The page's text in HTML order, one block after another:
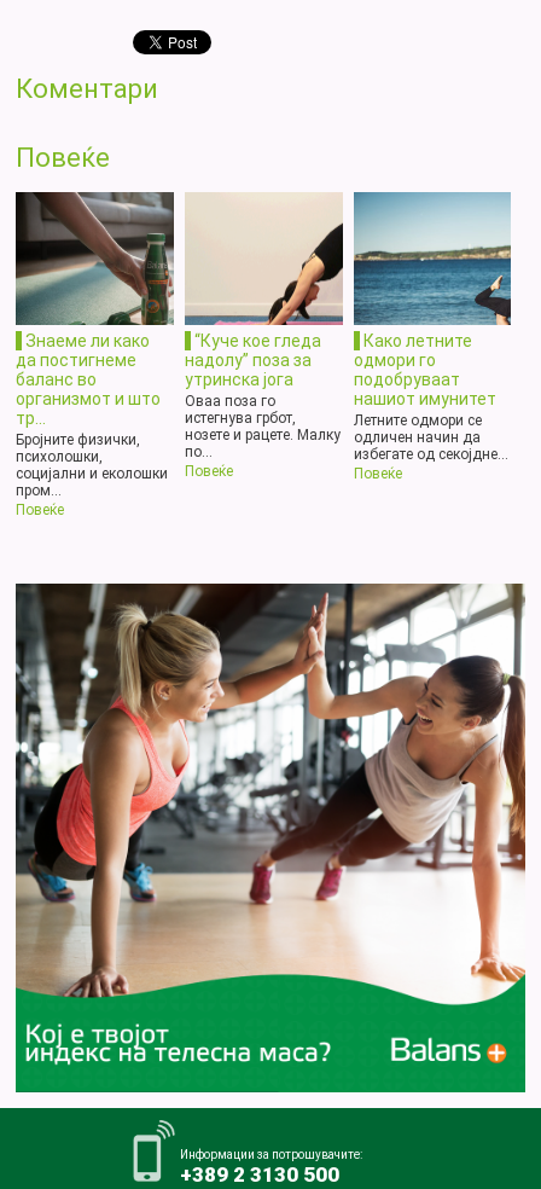
Коментари
Повеќе
Знаеме ли како
да постигнеме
баланс во
организмот и што
тр...
Бројните физички,
психолошки,
социјални и еколошки
пром...
Повеќе
“Куче кое гледа
надолу” поза за
утринска јога
Оваа поза го
истегнува грбот,
нозете и рацете. Малку
по...
Повеќе
Како летните
одмори го
подобруваат
нашиот имунитет
Летните одмори се
одличен начин да
избегате од секојдне...
Повеќе
Информации за потрошувачите:
+389 2 3130 500